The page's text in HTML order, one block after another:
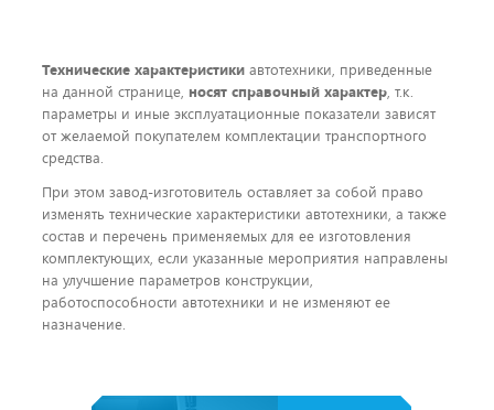
Технические характеристики автотехники, приведенные
на данной странице, носят справочный характер, т.к.
параметры и иные эксплуатационные показатели зависят
от желаемой покупателем комплектации транспортного
средства.
При этом завод-изготовитель оставляет за собой право
изменять технические характеристики автотехники, а также
состав и перечень применяемых для ее изготовления
комплектующих, если указанные мероприятия направлены
на улучшение параметров конструкции,
работоспособности автотехники и не изменяют ее
назначение.